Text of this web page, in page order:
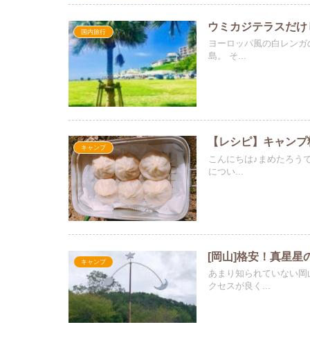
国内旅行 ウミカジテラスだ
ヨーロッパ風の白レン
島。 そ...
キャンプ 【レシピ】キャン
こんにちは♪まめたろう
につい...
キャンプ [岡山]格安！真星星
あまり知られていない
クセスが良く...